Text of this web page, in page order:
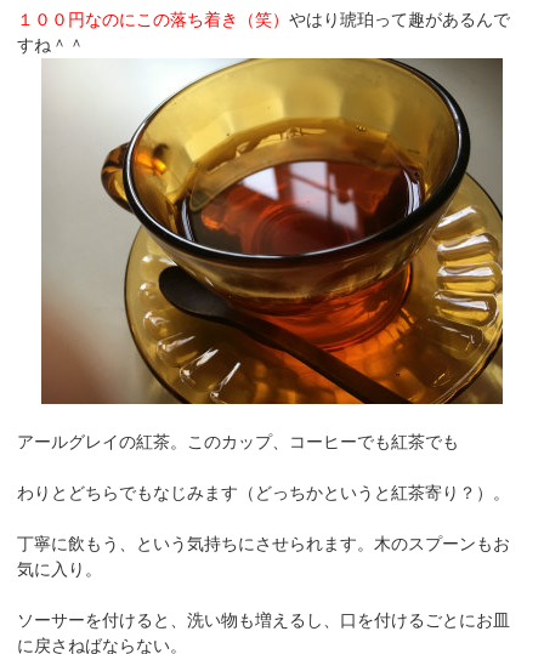
１００円なのにこの落ち着き（笑）やはり琥珀って趣があるんで
すね＾＾
アールグレイの紅茶。このカップ、コーヒーでも紅茶でも
わりとどちらでもなじみます（どっちかというと紅茶寄り？）。
丁寧に飲もう、という気持ちにさせられます。木のスプーンもお
気に入り。
ソーサーを付けると、洗い物も増えるし、口を付けるごとにお皿
に戻さねばならない。